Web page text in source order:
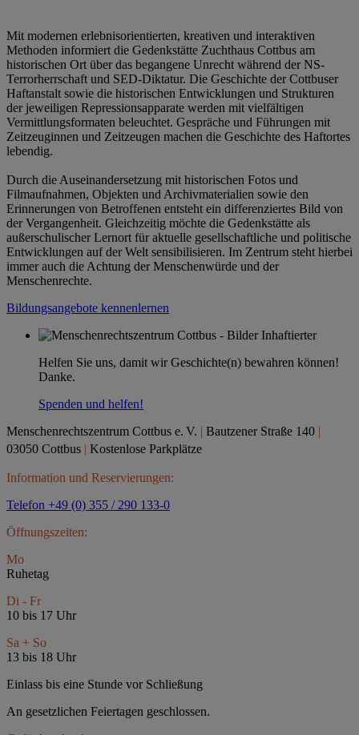
Mit modernen erlebnisorientierten, kreativen und interaktiven
Methoden informiert die Gedenkstätte Zuchthaus Cottbus am
historischen Ort über das begangene Unrecht während der NS-
Terrorherrschaft und SED-Diktatur. Die Geschichte der Cottbuser
Haftanstalt sowie die historischen Entwicklungen und Strukturen
der jeweiligen Repressionsapparate werden mit vielfältigen
Vermittlungsformaten beleuchtet. Gespräche und Führungen mit
Zeitzeuginnen und Zeitzeugen machen die Geschichte des Haftortes
lebendig.
Durch die Auseinandersetzung mit historischen Fotos und
Filmaufnahmen, Objekten und Archivmaterialien sowie den
Erinnerungen von Betroffenen entsteht ein differenziertes Bild von
der Vergangenheit. Gleichzeitig möchte die Gedenkstätte als
außerschulischer Lernort für aktuelle gesellschaftliche und politische
Entwicklungen auf der Welt sensibilisieren. Im Zentrum steht hierbei
immer auch die Achtung der Menschenwürde und der
Menschenrechte.
Bildungsangebote kennenlernen
Helfen Sie uns, damit wir Geschichte(n) bewahren können!
Danke.
Spenden und helfen!
Menschenrechtszentrum Cottbus e. V. | Bautzener Straße 140 |
03050 Cottbus | Kostenlose Parkplätze
Information und Reservierungen:
Telefon +49 (0) 355 / 290 133-0
Öffnungszeiten:
Mo
Ruhetag
Di - Fr
10 bis 17 Uhr
Sa + So
13 bis 18 Uhr
Einlass bis eine Stunde vor Schließung
An gesetzlichen Feiertagen geschlossen.